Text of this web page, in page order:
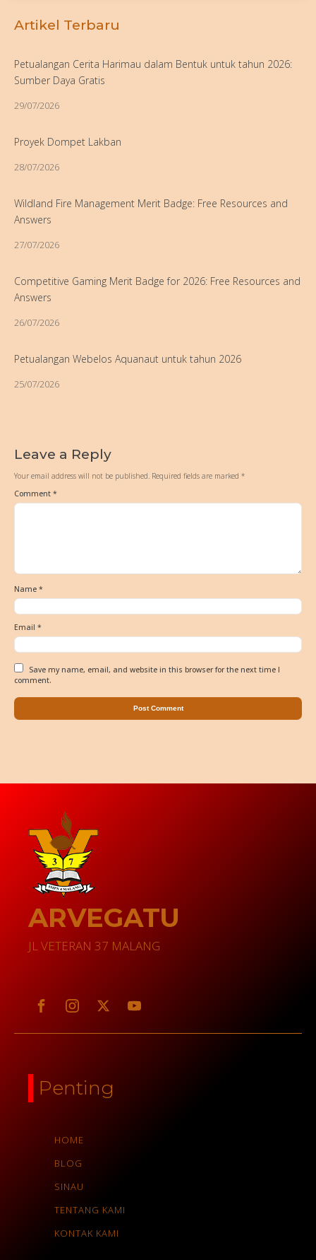
Artikel Terbaru
Petualangan Cerita Harimau dalam Bentuk untuk tahun 2026:
Sumber Daya Gratis
29/07/2026
Proyek Dompet Lakban
28/07/2026
Wildland Fire Management Merit Badge: Free Resources and
Answers
27/07/2026
Competitive Gaming Merit Badge for 2026: Free Resources and
Answers
26/07/2026
Petualangan Webelos Aquanaut untuk tahun 2026
25/07/2026
Leave a Reply
Your email address will not be published. Required fields are marked *
Comment *
Name *
Email *
Save my name, email, and website in this browser for the next time I
comment.
ARVEGATU
JL VETERAN 37 MALANG
Penting
HOME
BLOG
SINAU
TENTANG KAMI
KONTAK KAMI